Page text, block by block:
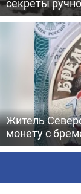
секреты
Житель
монету с